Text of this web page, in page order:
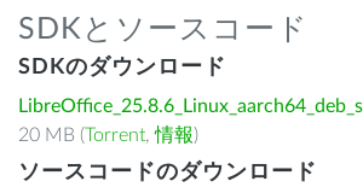
SDKとソースコード
SDKのダウンロード
20 MB (Torrent,情報)
ソースコードのダウンロード